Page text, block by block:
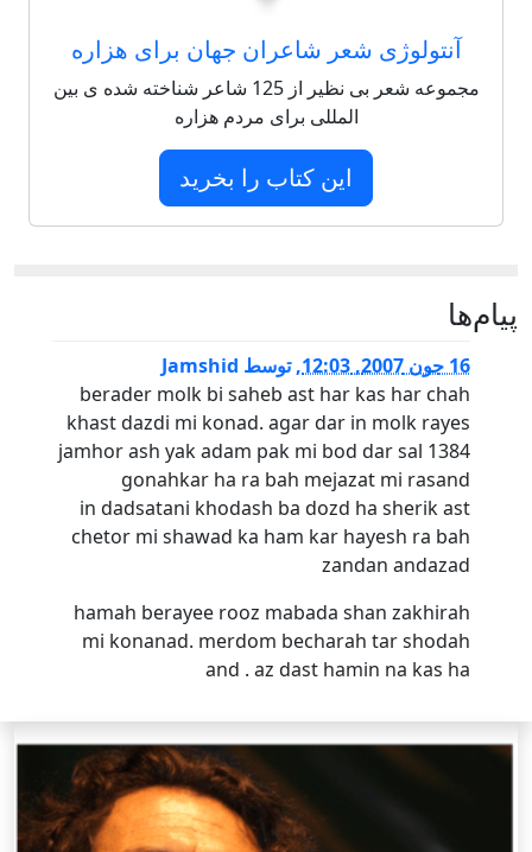
آنتولوژی شعر شاعران جهان برای هزاره
مجموعه شعر بی نظیر از 125 شاعر شناخته شده ی بین
المللی برای مردم هزاره
این کتاب را بخرید
پيام‌ها
16 جون 2007, 12:03 ,توسط Jamshid
berader molk bi saheb ast har kas har chah
khast dazdi mi konad. agar dar in molk rayes
jamhor ash yak adam pak mi bod dar sal 1384
gonahkar ha ra bah mejazat mi rasand
in dadsatani khodash ba dozd ha sherik ast
chetor mi shawad ka ham kar hayesh ra bah
zandan andazad
hamah berayee rooz mabada shan zakhirah
mi konanad. merdom becharah tar shodah
and . az dast hamin na kas ha